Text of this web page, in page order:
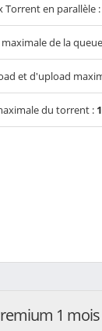
Torrent en parallèle :
maximale de la
et d'upload
du torrent :
1 mois